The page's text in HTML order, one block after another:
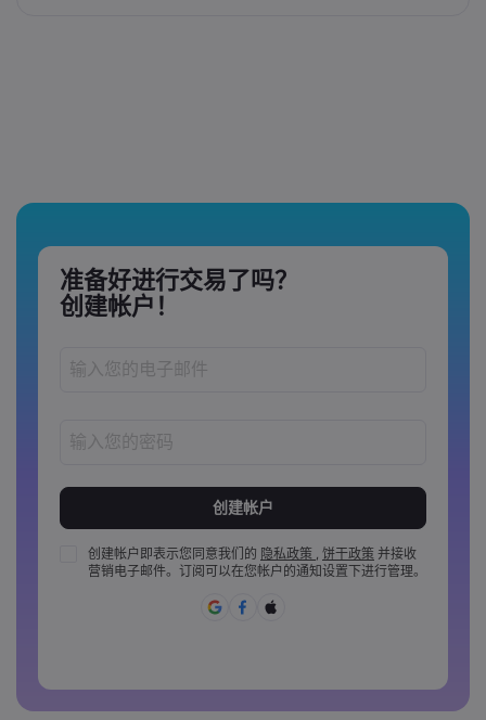
准备好进行交易了吗？
创建帐户！
密码必须至少包含 1 个大写字母
密码必须至少包含 1 个小写字母
密码必须包含 ~!@#£%^&amp;*()_-+=:;&lt;&gt;{,[]?,.
创建帐户即表示您同意我们的 隐私政策 , 饼干政策 并接收
营销电子邮件。订阅可以在您帐户的通知设置下进行管理。